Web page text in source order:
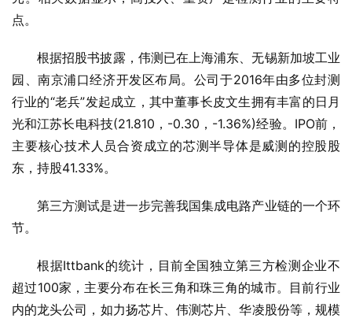
点。
根据招股书披露，伟测已在上海浦东、无锡新加坡工业
园、南京浦口经济开发区布局。公司于2016年由多位封测
行业的“老兵”发起成立，其中董事长皮文生拥有丰富的日月
光和江苏长电科技(21.810，-0.30，-1.36%)经验。IPO前，
主要核心技术人员合资成立的芯测半导体是威测的控股股
东，持股41.33%。
第三方测试是进一步完善我国集成电路产业链的一个环
节。
根据Ittbank的统计，目前全国独立第三方检测企业不
超过100家，主要分布在长三角和珠三角的城市。目前行业
内的龙头公司，如力扬芯片、伟测芯片、华凌股份等，规模